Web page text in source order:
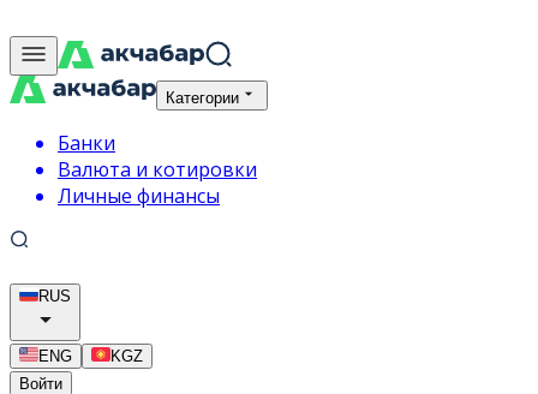
Категории
Банки
Валюта и котировки
Личные финансы
RUS
ENG
KGZ
Войти